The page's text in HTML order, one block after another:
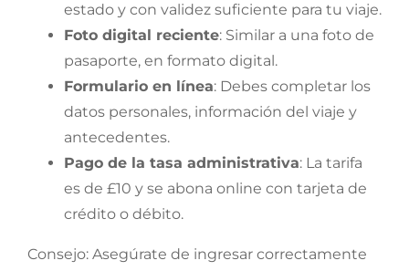
estado y con validez suficiente para tu viaje.
Foto digital reciente: Similar a una foto de
pasaporte, en formato digital.
Formulario en línea: Debes completar los
datos personales, información del viaje y
antecedentes.
Pago de la tasa administrativa: La tarifa
es de £10 y se abona online con tarjeta de
crédito o débito.
Consejo: Asegúrate de ingresar correctamente